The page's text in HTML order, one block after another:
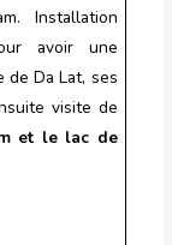
Installation
avoir une
de Da Lat, ses
visite de
et le lac de